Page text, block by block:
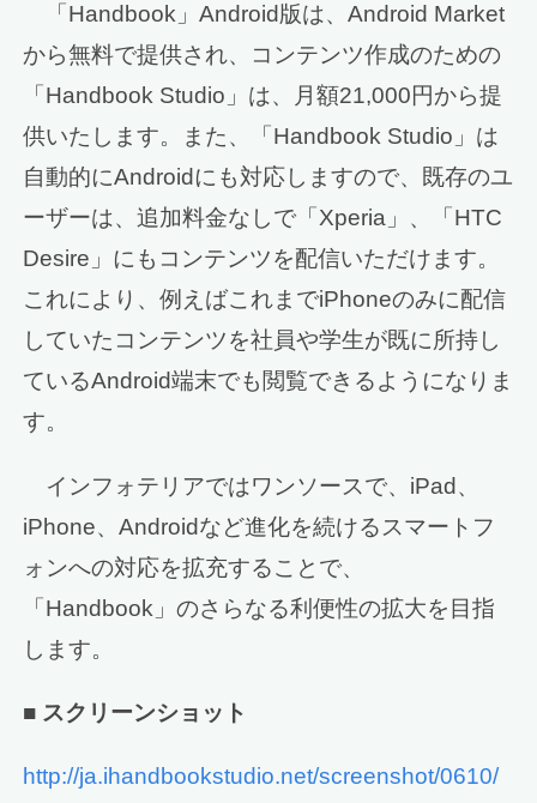
「Handbook」Android版は、Android Market
から無料で提供され、コンテンツ作成のための
「Handbook Studio」は、月額21,000円から提
供いたします。また、「Handbook Studio」は
自動的にAndroidにも対応しますので、既存のユ
ーザーは、追加料金なしで「Xperia」、「HTC
Desire」にもコンテンツを配信いただけます。
これにより、例えばこれまでiPhoneのみに配信
していたコンテンツを社員や学生が既に所持し
ているAndroid端末でも閲覧できるようになりま
す。
インフォテリアではワンソースで、iPad、
iPhone、Androidなど進化を続けるスマートフ
ォンへの対応を拡充することで、
「Handbook」のさらなる利便性の拡大を目指
します。
■ スクリーンショット
http://ja.ihandbookstudio.net/screenshot/0610/